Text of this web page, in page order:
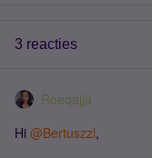
3 reacties
Roeqajja
Hi @Bertuszzl,